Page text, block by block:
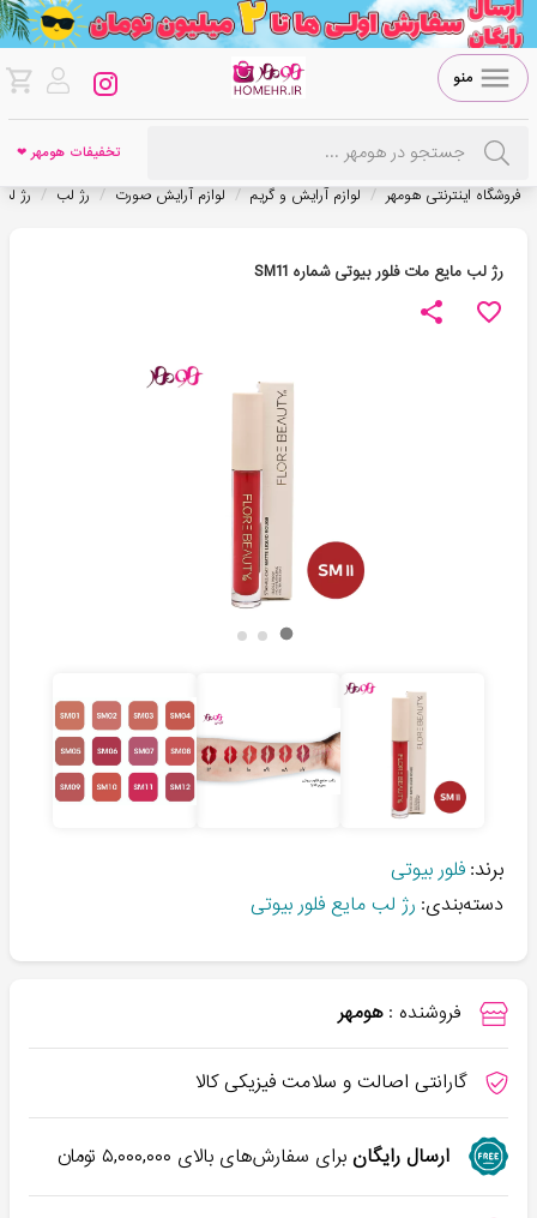
منو
تخفیفات هومهر ❤
فروشگاه اینترنتی هومهر / لوازم آرایش و گریم / لوازم آرایش صورت / رژ لب / رژ
رژ لب مایع مات فلور بیوتی شماره SM11
برند: فلور بیوتی
دسته‌بندی: رژ لب مایع فلور بیوتی
فروشنده : هومهر
گارانتی اصالت و سلامت فیزیکی کالا
ارسال رایگانبرای سفارش‌های بالای ۵,۰۰۰,۰۰۰تومان